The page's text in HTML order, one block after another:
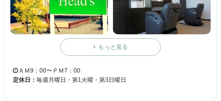
もっと見る
ＡＭ9：00〜ＰＭ7：00
定休日： 毎週月曜日・第1火曜・第3日曜日